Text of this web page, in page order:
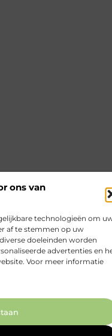
ons van
technologieën om
af te stemmen op uw
doeleinden worden
advertenties en
Voor meer informatie